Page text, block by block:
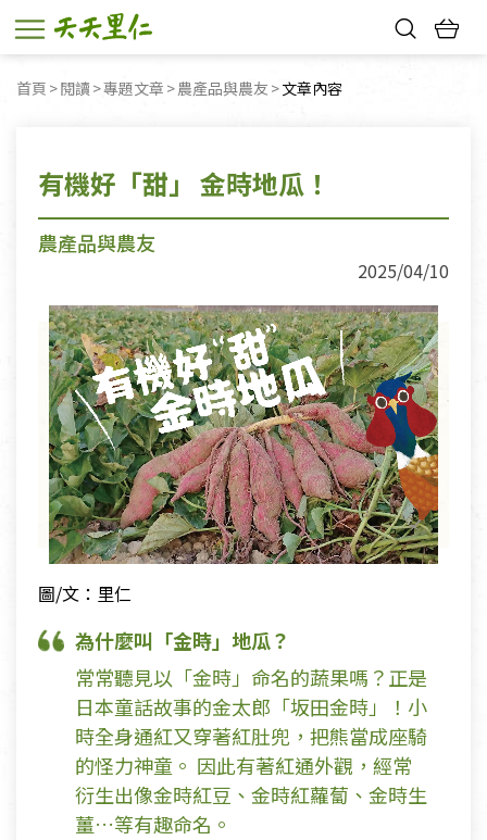
首頁 閱讀 專題文章 農產品與農友 目前頁面：
文章內容
有機好「甜」 金時地瓜！
農產品與農友
2025/04/10
圖/文：里仁
為什麼叫「金時」地瓜？
常常聽見以「金時」命名的蔬果嗎？正是
日本童話故事的金太郎「坂田金時」！小
時全身通紅又穿著紅肚兜，把熊當成座騎
的怪力神童。 因此有著紅通外觀，經常
衍生出像金時紅豆、金時紅蘿蔔、金時生
薑…等有趣命名。